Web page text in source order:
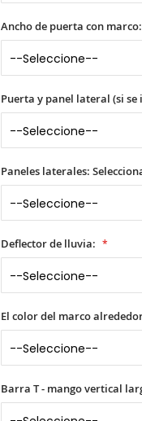
Ancho de puerta con marco:
Puerta y panel lateral (si
Paneles laterales:
Deflector de lluvia:
El color del marco
Barra T - mango vertical